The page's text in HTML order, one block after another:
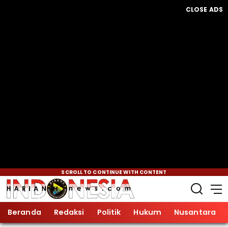
CLOSE ADS
SCROLL TO CONTINUE WITH CONTENT
Beranda Redaksi Politik Hukum Nusantara